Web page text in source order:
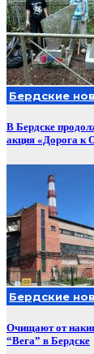
Бердские
В Бердске
акция «Дорога к
Бердские
Очищают от
“Вега” в Бердске